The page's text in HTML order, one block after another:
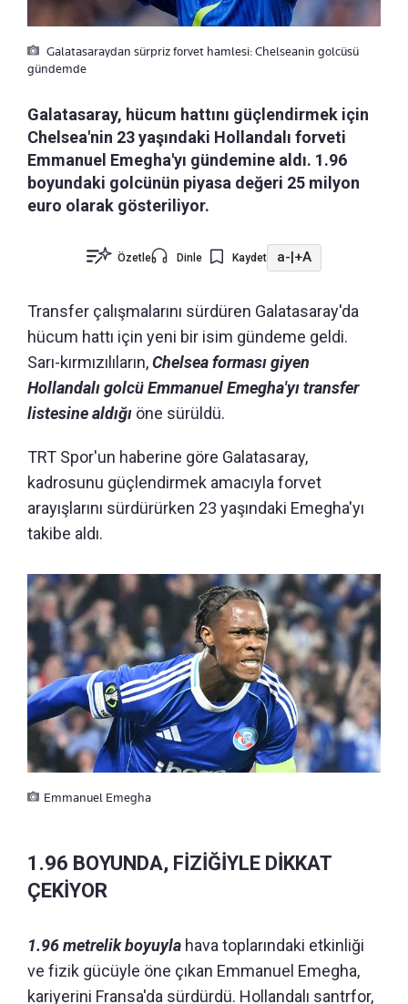
Galatasaraydan sürpriz forvet hamlesi: Chelseanin golcüsü
gündemde
Galatasaray, hücum hattını güçlendirmek için
Chelsea'nin 23 yaşındaki Hollandalı forveti
Emmanuel Emegha'yı gündemine aldı. 1.96
boyundaki golcünün piyasa değeri 25 milyon
euro olarak gösteriliyor.
Özetle Dinle Kaydet a-|+A
Transfer çalışmalarını sürdüren Galatasaray'da
hücum hattı için yeni bir isim gündeme geldi.
Sarı-kırmızılıların,Chelsea forması giyen
Hollandalı golcü Emmanuel Emegha'yı transfer
listesine aldığı öne sürüldü.
TRT Spor'un haberine göre Galatasaray,
kadrosunu güçlendirmek amacıyla forvet
arayışlarını sürdürürken 23 yaşındaki Emegha'yı
takibe aldı.
Emmanuel Emegha
1.96 BOYUNDA, FİZİĞİYLE DİKKAT
ÇEKİYOR
1.96 metrelik boyuyla hava toplarındaki etkinliği
ve fizik gücüyle öne çıkan Emmanuel Emegha,
kariyerini Fransa'da sürdürdü. Hollandalı santrfor,